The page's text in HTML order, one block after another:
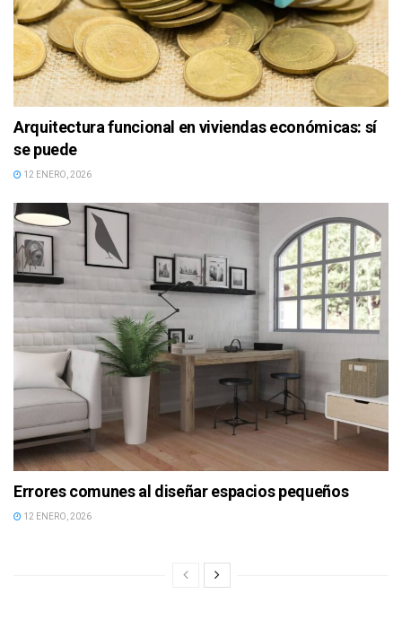
Arquitectura funcional en viviendas económicas: sí
se puede
12 ENERO, 2026
Errores comunes al diseñar espacios pequeños
12 ENERO, 2026